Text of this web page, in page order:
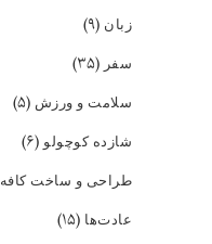
زبان (۹)
سفر (۳۵)
سلامت و ورزش (۵)
شازده کوچولو(۶)
طراحی و ساخت کافه
عادت‌ها (۱۵)